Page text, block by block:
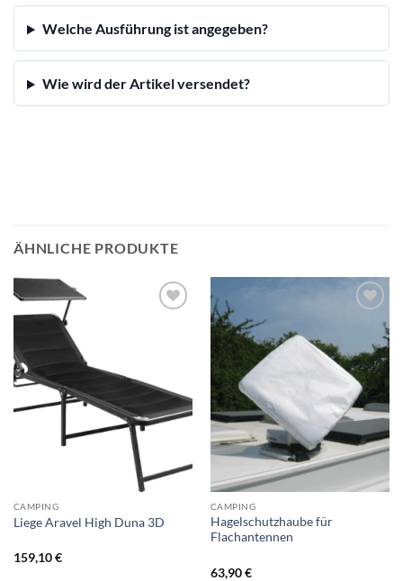
Welche Ausführung ist angegeben?
Wie wird der Artikel versendet?
ÄHNLICHE PRODUKTE
CAMPING
Liege Aravel High Duna 3D
159,10€
CAMPING
Hagelschutzhaube für
Flachantennen
63,90€